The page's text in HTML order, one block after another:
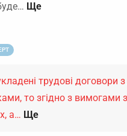
трудові договори
то згідно з вимогами
а… Ще